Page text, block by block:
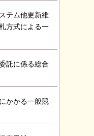
テム他更新維
方式による一
託に係る総合
かかる一般競